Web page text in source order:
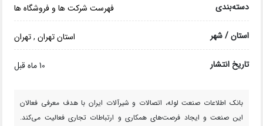
دسته‌بندی فهرست شرکت ها و فروشگاه ها
استان / شهر استان تهران,تهران
تاریخ انتشار 10 ماه قبل
بانک اطلاعات صنعت لوله، اتصالات و شیرآلات ایران با هدف معرفی فعالان
این صنعت و ایجاد فرصت‌های همکاری و ارتباطات تجاری فعالیت می‌کند.